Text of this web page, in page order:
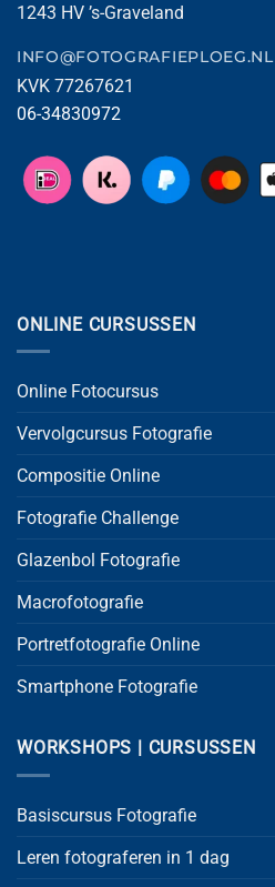
1243 HV ’s-Graveland
INFO@FOTOGRAFIEPLOEG.NL
KVK 77267621
06-34830972
ONLINE CURSUSSEN
Online Fotocursus
Vervolgcursus Fotografie
Compositie Online
Fotografie Challenge
Glazenbol Fotografie
Macrofotografie
Portretfotografie Online
Smartphone Fotografie
WORKSHOPS | CURSUSSEN
Basiscursus Fotografie
Leren fotograferen in 1 dag